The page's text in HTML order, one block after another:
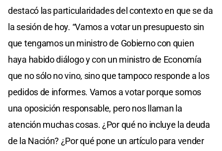
destacó las particularidades del contexto en que se da
la sesión de hoy. “Vamos a votar un presupuesto sin
que tengamos un ministro de Gobierno con quien
haya habido diálogo y con un ministro de Economía
que no sólo no vino, sino que tampoco responde a los
pedidos de informes. Vamos a votar porque somos
una oposición responsable, pero nos llaman la
atención muchas cosas. ¿Por qué no incluye la deuda
de la Nación? ¿Por qué pone un artículo para vender